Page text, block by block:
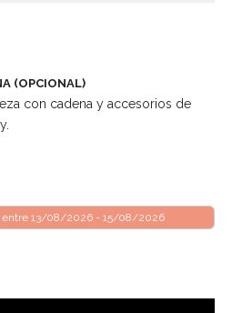
(OPCIONAL)
con cadena y accesorios de
entre 13/08/2026 - 15/08/2026